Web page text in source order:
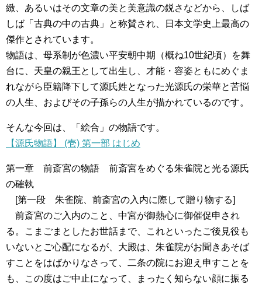
緻、あるいはその文章の美と美意識の鋭さなどから、しば
しば「古典の中の古典」と称賛され、日本文学史上最高の
傑作とされています。
物語は、母系制が色濃い平安朝中期（概ね10世紀頃）を舞
台に、天皇の親王として出生し、才能・容姿ともにめぐま
れながら臣籍降下して源氏姓となった光源氏の栄華と苦悩
の人生、およびその子孫らの人生が描かれているのです。
そんな今回は、「絵合」の物語です。
【源氏物語】 (壱) 第一部 はじめ
第一章 前斎宮の物語 前斎宮をめぐる朱雀院と光る源氏
の確執
[第一段 朱雀院、前斎宮の入内に際して贈り物する]
前斎宮のご入内のこと、中宮が御熱心に御催促申され
る。こまごまとしたお世話まで、これといったご後見役も
いないとご心配になるが、大殿は、朱雀院がお聞きあそば
すことをはばかりなさって、二条の院にお迎え申すことを
も、この度はご中止になって、まったく知らない顔に振る